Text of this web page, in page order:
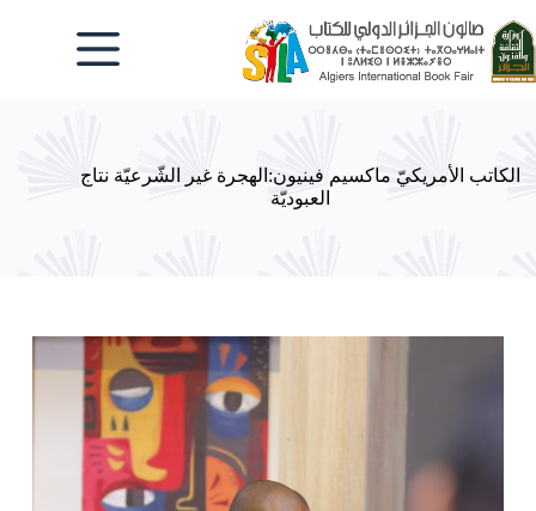
إلى
المحتوى
الكاتب الأمريكيّ ماكسيم فينيون:الهجرة غير الشّرعيّة نتاج
العبوديّة